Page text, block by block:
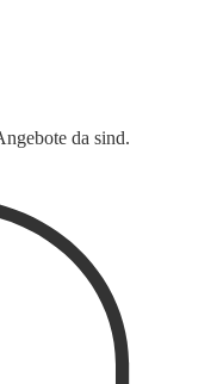
da sind.